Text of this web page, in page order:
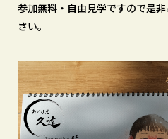
参加無料・自由見学ですので是
さい。